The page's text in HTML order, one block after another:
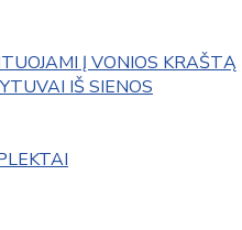
Į VONIOS KRAŠTĄ
IŠ SIENOS